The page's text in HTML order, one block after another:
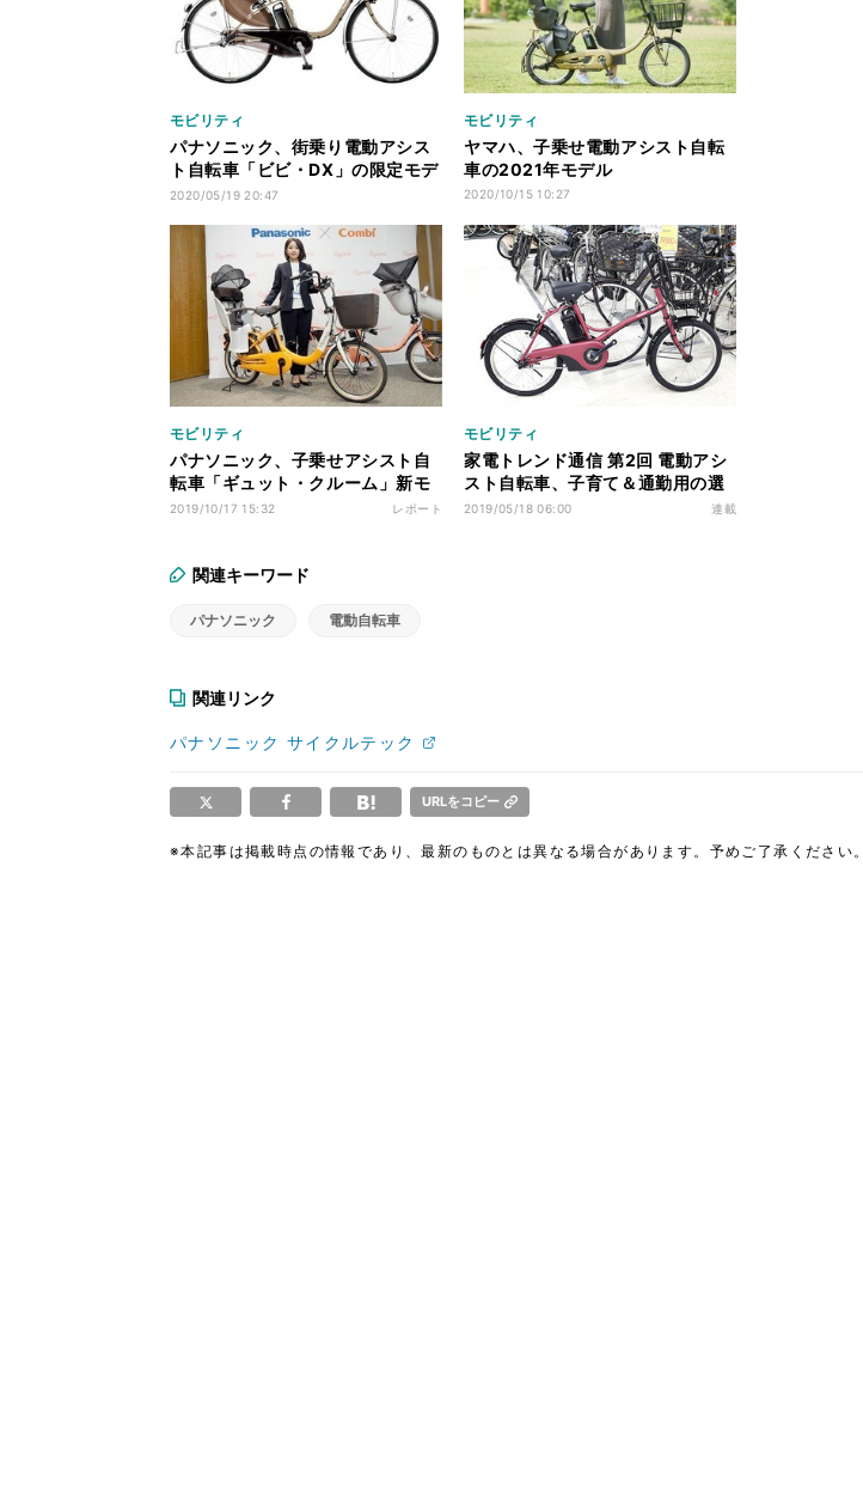
モビリティ
パナソニック、街乗り電動アシス
ト自転車「ビビ・DX」の限定モデ
ル
2020/05/19 20:47
モビリティ
ヤマハ、子乗せ電動アシスト自転
車の2021年モデル
2020/10/15 10:27
モビリティ
パナソニック、子乗せアシスト自
転車「ギュット・クルーム」新モ
デル - 子供を守る工夫がぎっしり
2019/10/17 15:32 レポート
モビリティ
家電トレンド通信 第2回 電動アシ
スト自転車、子育て＆通勤用の選
び方と売れ筋を聞く
2019/05/18 06:00 連載
関連キーワード
パナソニック 電動自転車
関連リンク
パナソニック サイクルテック
URLをコピー
※本記事は掲載時点の情報であり、最新のものとは異なる場合があります。予めご了承ください。